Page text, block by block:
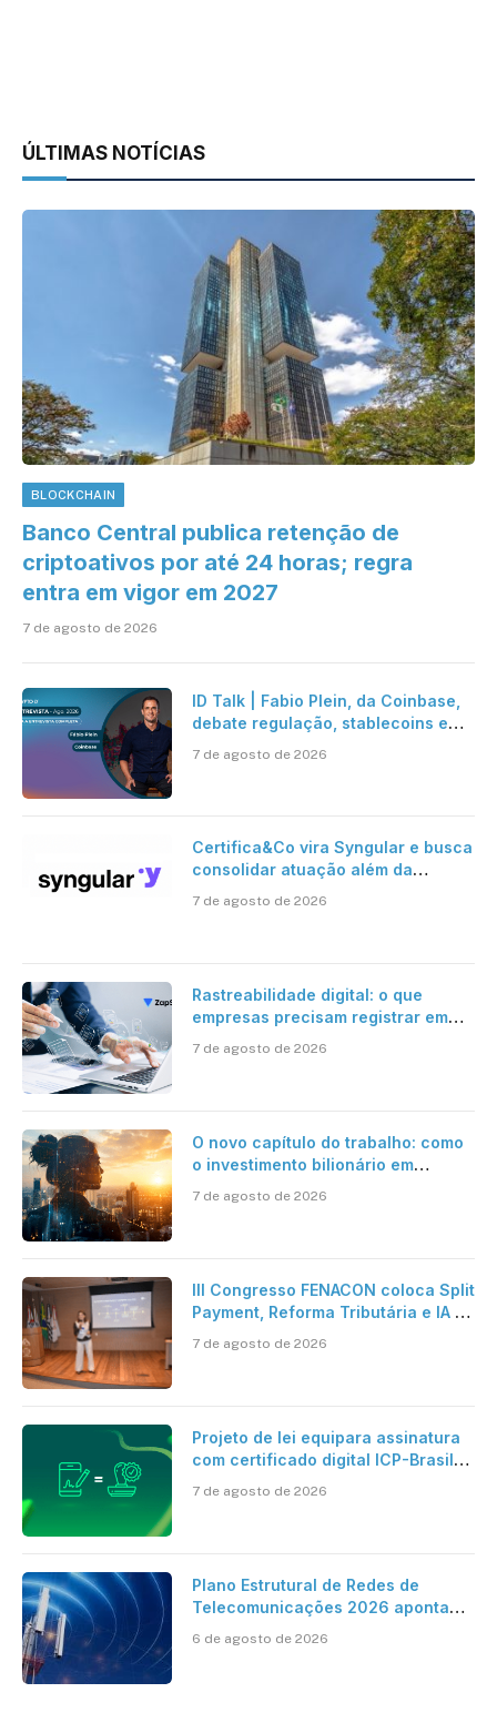
ÚLTIMAS NOTÍCIAS
BLOCKCHAIN
Banco Central publica retenção de
criptoativos por até 24 horas; regra
entra em vigor em 2027
7 de agosto de 2026
ID Talk | Fabio Plein, da Coinbase,
debate regulação, stablecoins e
7 de agosto de 2026
Certifica&Co vira Syngular e busca
consolidar atuação além da
certificação digital
7 de agosto de 2026
Rastreabilidade digital: o que
empresas precisam registrar em
jornadas digitais?
7 de agosto de 2026
O novo capítulo do trabalho: como
o investimento bilionário em
pesquisa científica revela a
verdadeira era da inteligência
7 de agosto de 2026
III Congresso FENACON coloca Split
Payment, Reforma Tributária e IA no
7 de agosto de 2026
Projeto de lei equipara assinatura
com certificado digital ICP-Brasil
cartório
7 de agosto de 2026
Plano Estrutural de Redes de
Telecomunicações 2026 aponta
mantém desafio
6 de agosto de 2026